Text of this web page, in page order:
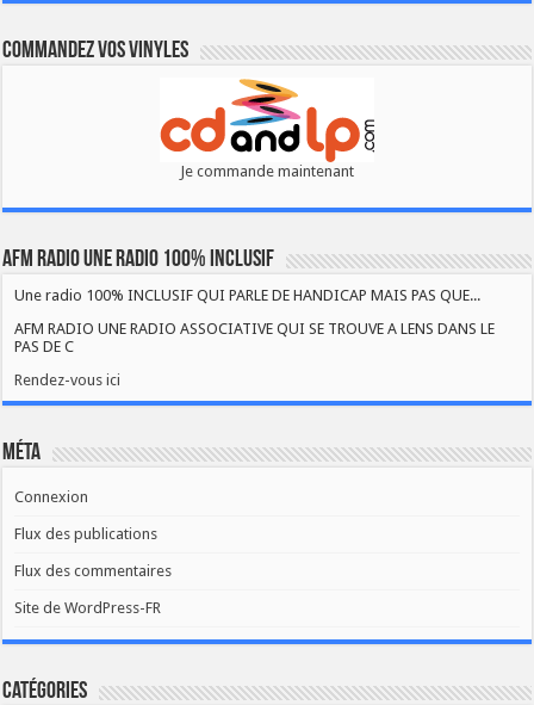
Commandez vos vinyles
Je commande maintenant
AFM RADIO UNE RADIO 100% INCLUSIF
Une radio 100% INCLUSIF QUI PARLE DE HANDICAP MAIS PAS QUE...
AFM RADIO UNE RADIO ASSOCIATIVE QUI SE TROUVE A LENS DANS LE
PAS DE C
Rendez-vous ici
Méta
Connexion
Flux des publications
Flux des commentaires
Site de WordPress-FR
Catégories